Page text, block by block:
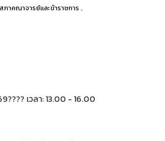
สภาคณาจารย์และข้าราชการ ,
เวลา: 13.00 - 16.00